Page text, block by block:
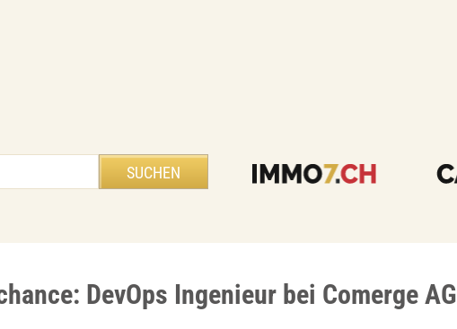
DevOps Ingenieur bei Comerge AG